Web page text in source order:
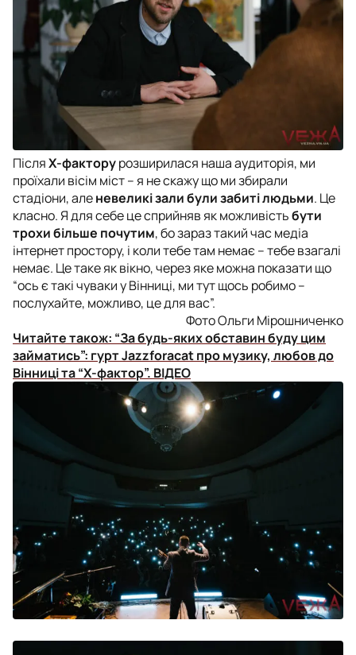
ПісляХ-факторурозширилася наша аудиторія, ми
проїхали вісім міст – я не скажу що ми збирали
стадіони, аленевеликі зали були забиті людьми. Це
класно. Я для себе це сприйняв як можливістьбути
трохи більше почутим, бо зараз такий час медіа
інтернет простору, і коли тебе там немає – тебе взагалі
немає. Це таке як вікно, через яке можна показати що
“ось є такі чуваки у Вінниці, ми тут щось робимо –
послухайте, можливо, це для вас”.
Фото Ольги Мірошниченко
Читайте також: “За будь-яких обставин буду цим
займатись”: гурт Jazzforacat про музику, любов до
Вінниці та “Х-фактор”. ВІДЕО